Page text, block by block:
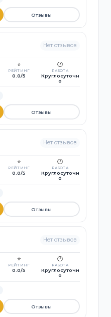
Отзывы
Нет отзывов
⭐
РЕЙТИНГ
0.0/5
🕐
РАБОТА
Круглосуточн
о
Отзывы
Нет отзывов
⭐
РЕЙТИНГ
0.0/5
🕐
РАБОТА
Круглосуточн
о
Отзывы
Нет отзывов
⭐
РЕЙТИНГ
0.0/5
🕐
РАБОТА
Круглосуточн
о
Отзывы